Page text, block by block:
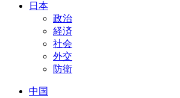
日本
政治
経済
社会
外交
防衛
中国